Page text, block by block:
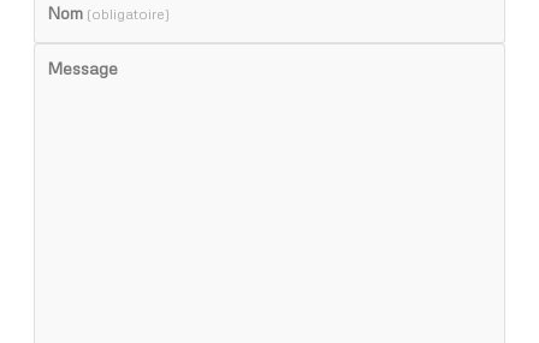
Nom (obligatoire)
Message